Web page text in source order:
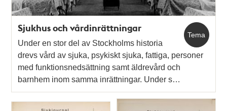
Tema
Sjukhus och vårdinrättningar
Under en stor del av Stockholms historia
drevs vård av sjuka, psykiskt sjuka, fattiga, personer
med funktionsnedsättning samt äldrevård och
barnhem inom samma inrättningar. Under s…